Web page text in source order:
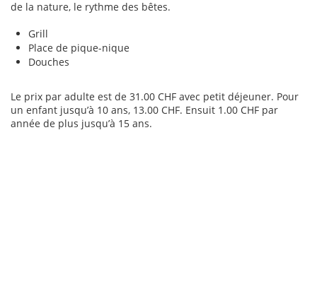
de la nature, le rythme des bêtes.
Grill
Place de pique-nique
Douches
Le prix par adulte est de 31.00 CHF avec petit déjeuner. Pour
un enfant jusqu’à 10 ans, 13.00 CHF. Ensuit 1.00 CHF par
année de plus jusqu’à 15 ans.